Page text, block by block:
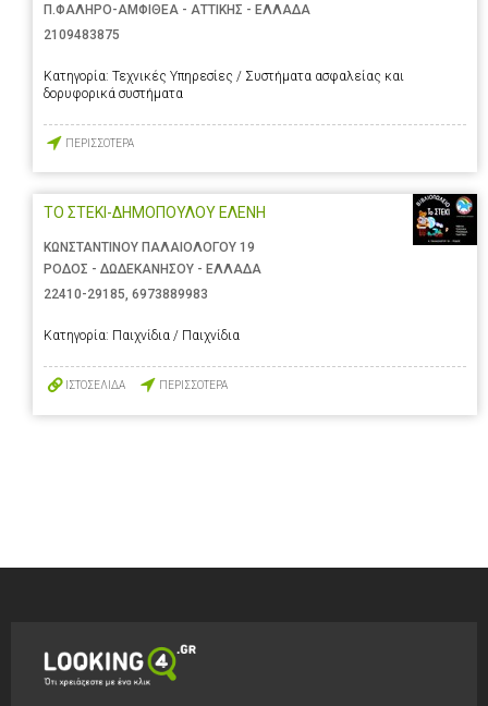
Π.ΦΑΛΗΡΟ-ΑΜΦΙΘΕΑ - ΑΤΤΙΚΗΣ - ΕΛΛΑΔΑ
2109483875
Κατηγορία: Τεχνικές Υπηρεσίες / Συστήματα ασφαλείας και
δορυφορικά συστήματα
ΠΕΡΙΣΣΟΤΕΡΑ
ΤΟ ΣΤΕΚΙ-ΔΗΜΟΠΟΥΛΟΥ ΕΛΕΝΗ
ΚΩΝΣΤΑΝΤΙΝΟΥ ΠΑΛΑΙΟΛΟΓΟΥ 19
ΡΟΔΟΣ - ΔΩΔΕΚΑΝΗΣΟΥ - ΕΛΛΑΔΑ
22410-29185, 6973889983
Κατηγορία: Παιχνίδια / Παιχνίδια
ΙΣΤΟΣΕΛΙΔΑ ΠΕΡΙΣΣΟΤΕΡΑ